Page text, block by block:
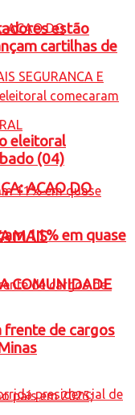
ACAO DO
MAIS
COMUNIDADE
estão
cartilhas de
eleitoral
(04)
11% em quase
frente de cargos